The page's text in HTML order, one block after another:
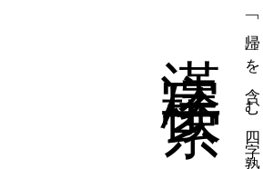
四字熟語
一覧表示 「帰」を含む四字熟語
四字熟語
一覧表示